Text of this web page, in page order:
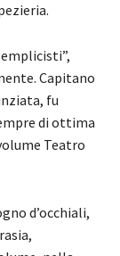
Capitano
fu
di ottima
Teatro
d’occhiali,